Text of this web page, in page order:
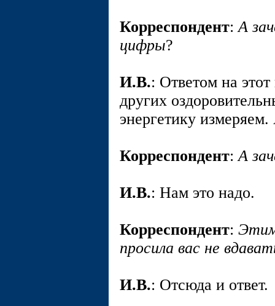
Корреспондент:А
цифры?
И.В.: Ответом на
других
энергетику
Корреспондент:А
И.В.: Нам это надо.
Корреспондент: Этим
просила вас не
И.В.: Отсюда и ответ.